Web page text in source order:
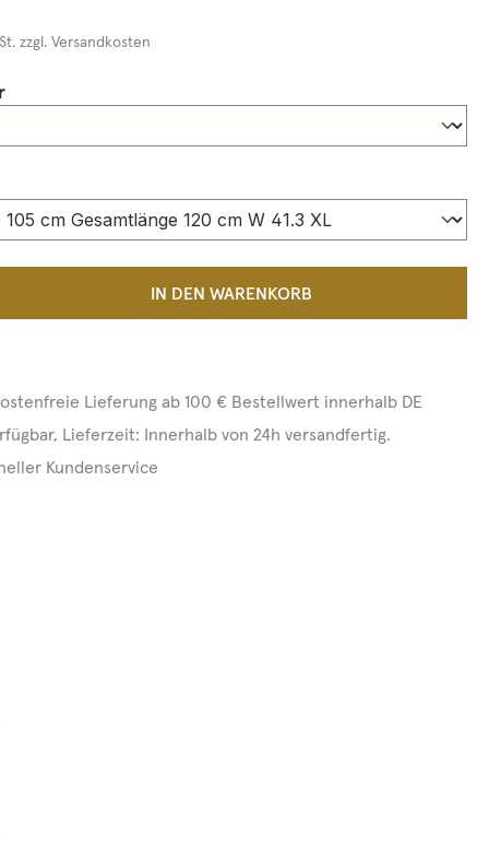
zzgl. Versandkosten
auswählen
Anzahl: Gib den gewünschten Wert
IN DEN WARENKORB
Lieferung ab 100 € Bestellwert innerhalb DE
Lieferzeit: Innerhalb von 24h versandfertig.
Kundenservice